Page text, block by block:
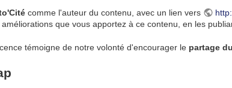
comme l'auteur du contenu, avec un lien vers
que vous apportez à ce contenu, en les
témoigne de notre volonté d'encourager le partage